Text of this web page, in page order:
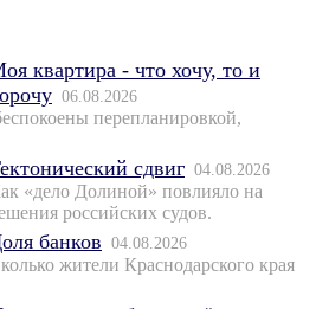
квартира - что хочу, то и
06.08.2026
перепланировкой,
сдвиг 04.08.2026
«дело Долиной» повлияло на
российских судов.
банков 04.08.2026
жители Краснодарского края